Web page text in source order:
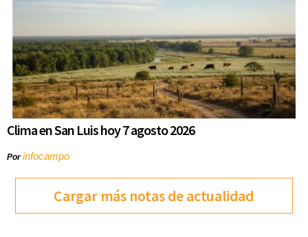
Clima en San Luis hoy 7 agosto 2026
Porinfocampo
Cargar más notas de actualidad